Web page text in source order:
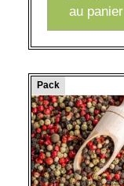
au panier
Pack